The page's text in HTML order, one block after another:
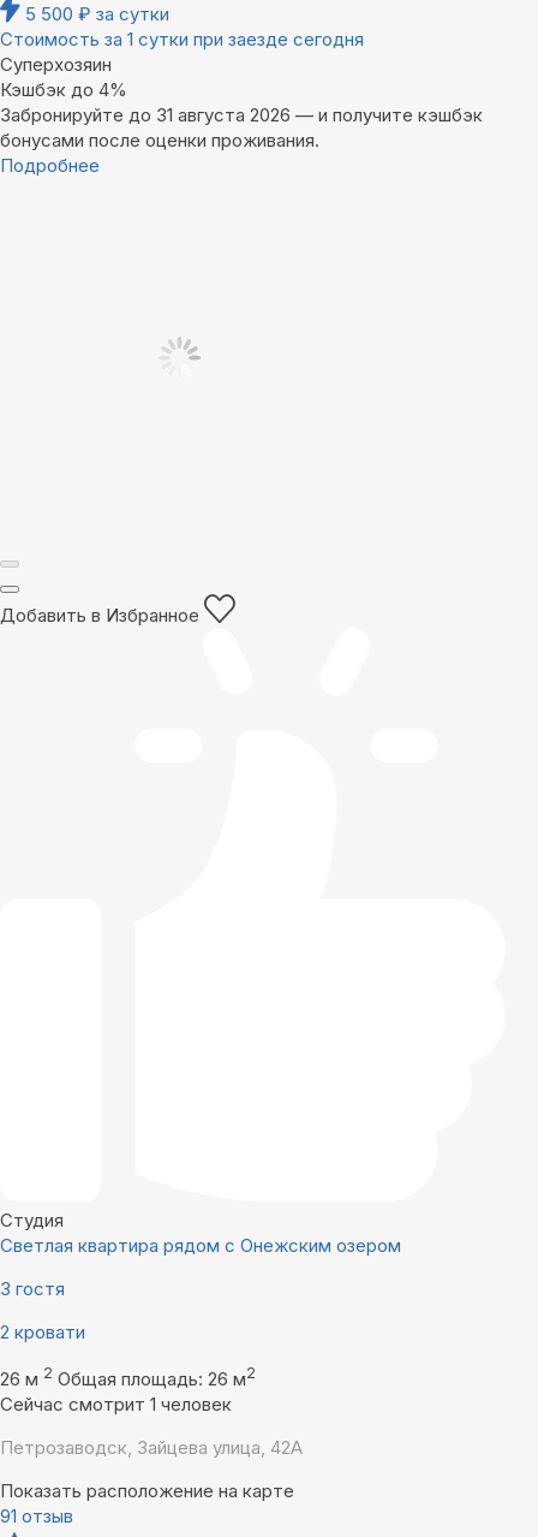
5 500 ₽ за сутки
Стоимость за 1 сутки при заезде сегодня
Суперхозяин
Кэшбэк до 4%
Забронируйте до 31 августа 2026 — и получите кэшбэк
бонусами после оценки проживания.
Подробнее
Добавить в Избранное
Студия
Светлая квартира рядом с Онежским озером
3 гостя
2 кровати
26 м 2 Общая площадь: 26 м2
Сейчас смотрит 1 человек
Петрозаводск, Зайцева улица, 42А
Показать расположение на карте
91 отзыв